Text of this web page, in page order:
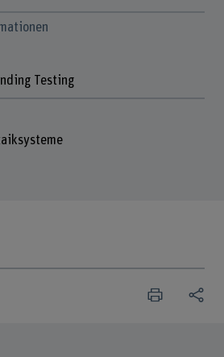
Testing